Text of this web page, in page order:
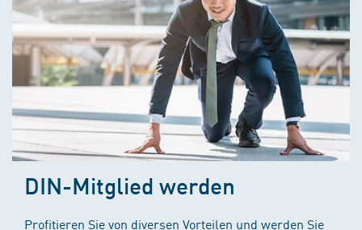
DIN-Mitglied werden
Profitieren Sie von diversen Vorteilen und werden Sie